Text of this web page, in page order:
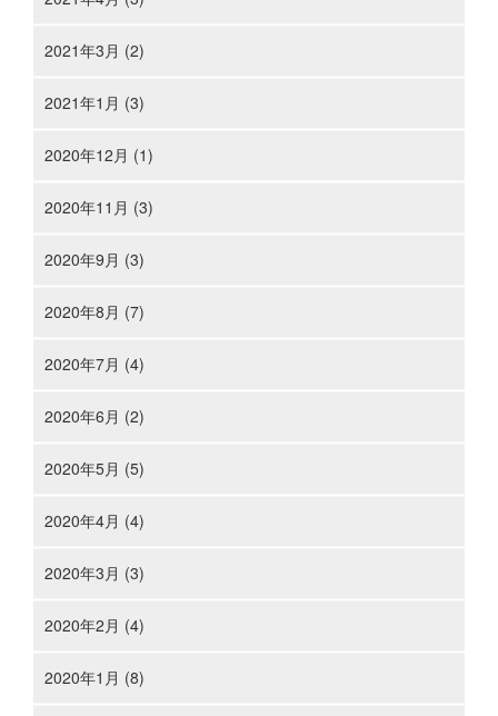
2021年3月 (2)
2021年1月 (3)
2020年12月 (1)
2020年11月 (3)
2020年9月 (3)
2020年8月 (7)
2020年7月 (4)
2020年6月 (2)
2020年5月 (5)
2020年4月 (4)
2020年3月 (3)
2020年2月 (4)
2020年1月 (8)